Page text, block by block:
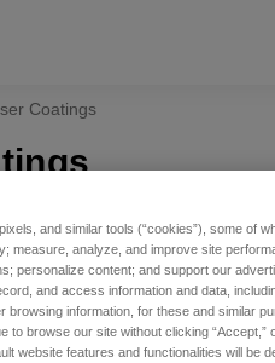
Coatings
and similar tools (“cookies”), some of
measure, analyze, and improve site
personalize content; and support our
and access information and data,
browsing information, for these and similar
to browse our site without clicking
website features and functionalities will be